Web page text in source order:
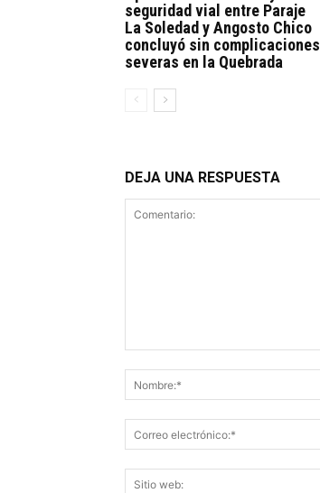
seguridad vial entre Paraje
La Soledad y Angosto Chico
concluyó sin complicaciones
severas en la Quebrada
DEJA UNA RESPUESTA